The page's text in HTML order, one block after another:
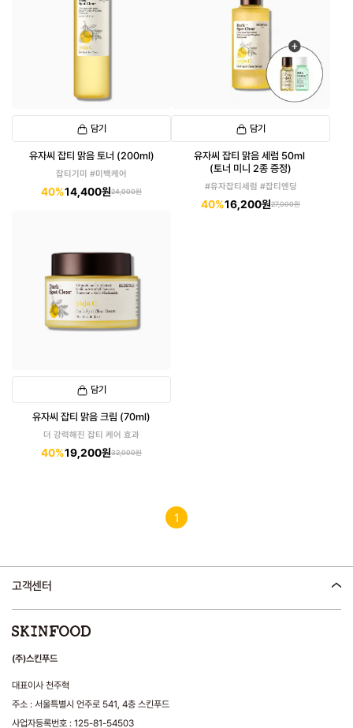
담기
유자씨 잡티 맑음 토너 (200ml)
잡티기미 #미백케어
40%14,400원24,000원
담기
유자씨 잡티 맑음 세럼 50ml
(토너 미니 2종 증정)
#유자잡티세럼 #잡티엔딩
40%16,200원27,000원
담기
유자씨 잡티 맑음 크림 (70ml)
더 강력해진 잡티 케어 효과
40%19,200원32,000원
1
고객센터
(주)스킨푸드
대표이사 천주혁
주소 : 서울특별시 언주로 541, 4층 스킨푸드
사업자등록번호 : 125-81-54503